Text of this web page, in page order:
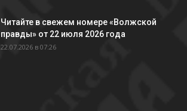
Читайте в свежем номере «Волжской
правды» от 22 июля 2026 года
22.07.2026 в 07:26